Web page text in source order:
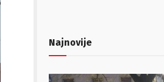
Najnovije